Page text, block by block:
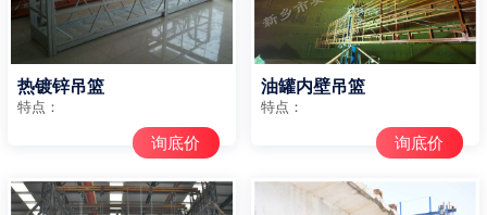
热镀锌吊篮
特点：
询底价
油罐内壁吊篮
特点：
询底价